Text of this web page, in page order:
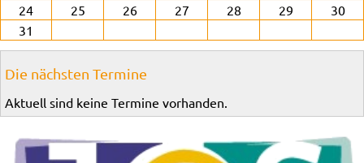
24
25 26 27 28 29
30
31
Die nächsten Termine
Aktuell sind keine Termine vorhanden.